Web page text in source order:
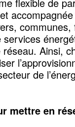
accompagnée
communes,
services
Ainsi,
de
mettre en